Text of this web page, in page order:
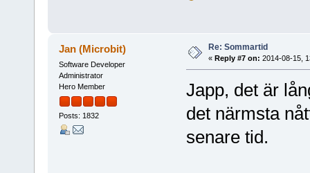
Jan (Microbit)
Software Developer
Administrator
Hero Member
Posts: 1832
Re: Sommartid
« Reply #7 on: 2014-08-15,
Japp, det är
det närmsta
senare tid.